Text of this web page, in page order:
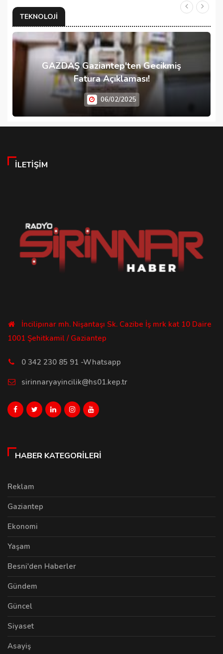
TEKNOLOJI
GAZDAŞ Gaziantep'ten Gecikmiş
Fatura Açıklaması!
06/02/2025
İLETIŞIM
İncilipınar mh. Nişantaşı Sk. Cazibe İş mrk kat 10 Daire
1001 Şehitkamil / Gaziantep
0 342 230 85 91 -Whatsapp
sirinnaryayincilik@hs01.kep.tr
HABER KATEGORILERI
Reklam
Gaziantep
Ekonomi
Yaşam
Besni'den Haberler
Gündem
Güncel
Siyaset
Asayiş